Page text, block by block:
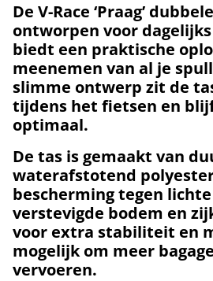
De V-Race ‘Praag’
ontworpen voor
biedt een praktische
meenemen van al je
slimme ontwerp zit de
tijdens het fietsen en
optimaal.
De tas is gemaakt van
waterafstotend
bescherming tegen
verstevigde bodem en
voor extra stabiliteit en
mogelijk om meer
vervoeren.